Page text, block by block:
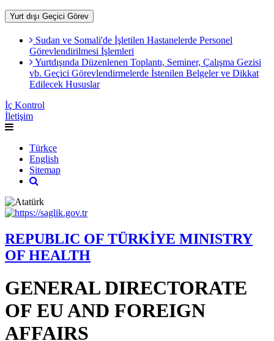
Yurt dışı Geçici Görev
Sudan ve Somali'de İşletilen Hastanelerde Personel
Görevlendirilmesi İşlemleri
Yurtdışında Düzenlenen Toplantı, Seminer, Çalışma Gezisi
vb. Geçici Görevlendirmelerde İstenilen Belgeler ve Dikkat
Edilecek Hususlar
İç Kontrol
İletişim
Türkçe
English
Sitemap
REPUBLIC OF TÜRKİYE MINISTRY
OF HEALTH
GENERAL DIRECTORATE
OF EU AND FOREIGN
AFFAIRS